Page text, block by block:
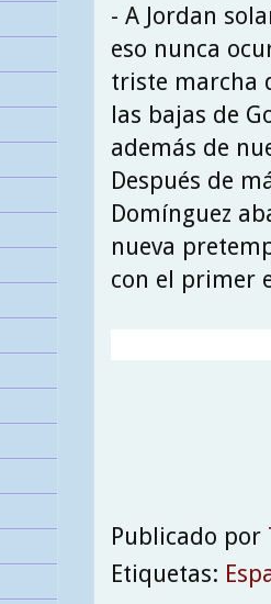
- A Jordan
eso nunca
triste marcha
las bajas de
además de
Después de
Domínguez
nueva
con el primer
Publicado por
Etiquetas: